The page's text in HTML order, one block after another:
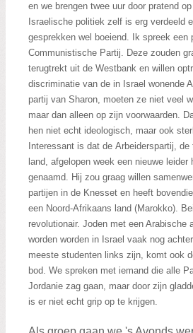
en we brengen twee uur door pratend
Israelische politiek zelf is erg verdeeld
gesprekken wel boeiend. Ik spreek een
Communistische Partij. Deze zouden
terugtrekt uit de Westbank en willen
discriminatie van de in Israel wonende
partij van Sharon, moeten ze niet veel
maar dan alleen op zijn voorwaarden.
hen niet echt ideologisch, maar ook
Interessant is dat de Arbeiderspartij,
land, afgelopen week een nieuwe
genaamd. Hij zou graag willen
partijen in de Knesset en heeft
een Noord-Afrikaans land (Marokko).
revolutionair. Joden met een Arabische
worden worden in Israel vaak nog
meeste studenten links zijn, komt ook
bod. We spreken met iemand die alle
Jordanie zag gaan, maar door zijn
is er niet echt grip op te krijgen.